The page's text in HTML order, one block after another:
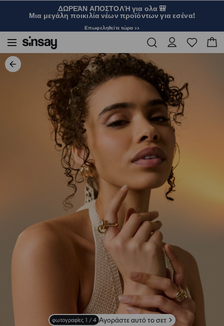
ΔΩΡΕΆΝ ΑΠΟΣΤΟΛΉ για ολα 🎒
Μια μεγάλη ποικιλία νέων προϊόντων για εσένα!
Επωφεληθείτε τώρα >>
φωτογραφίες 1 / 4 Αγοράστε αυτό το σετ